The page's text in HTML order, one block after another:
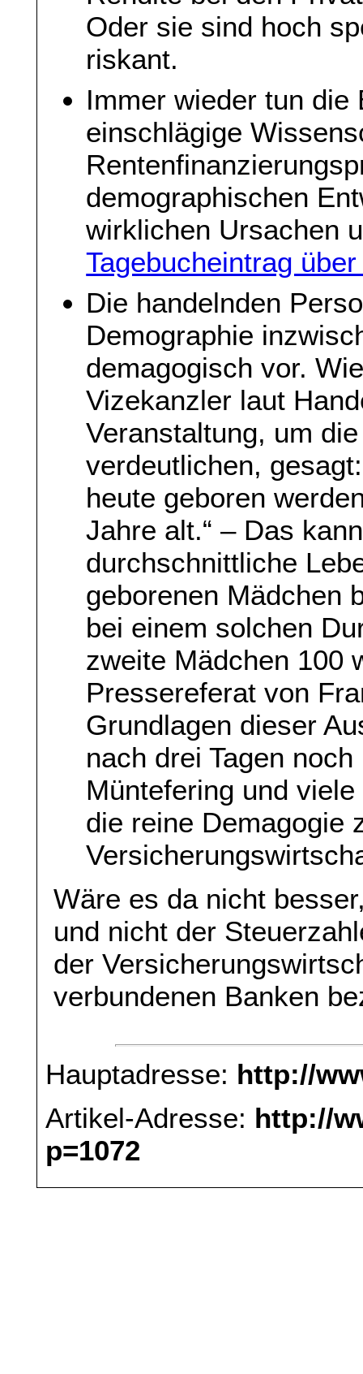
Oder sie sind hoch
riskant.
Immer wieder tun die
einschlägige
demographischen
wirklichen Ursachen
Tagebucheintrag
Die handelnden
Demographie
demagogisch vor.
Vizekanzler laut
Veranstaltung, um
verdeutlichen,
heute geboren
Jahre alt.“ – Das
durchschnittliche
geborenen Mädchen
bei einem solchen
zweite Mädchen 100
Pressereferat von
Grundlagen dieser
nach drei Tagen
Müntefering und
die reine Demagogie
Wäre es da nicht
und nicht der
der
verbundenen Banken
Hauptadresse: http://
Artikel-Adresse: http://
p=1072